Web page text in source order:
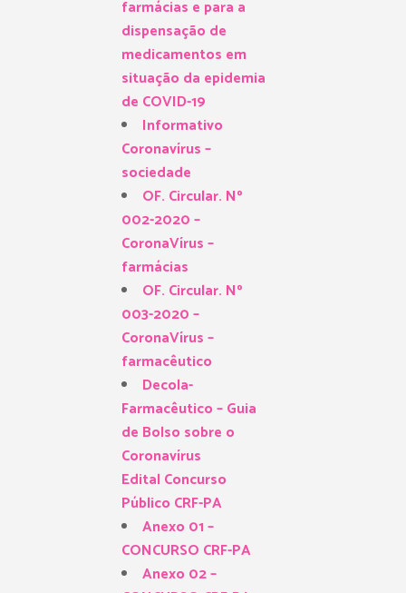
farmácias e para a
dispensação de
medicamentos em
situação da epidemia
de COVID-19
Informativo
Coronavírus –
sociedade
OF. Circular. Nº
002-2020 –
CoronaVírus –
farmácias
OF. Circular. Nº
003-2020 –
CoronaVírus –
farmacêutico
Decola-
Farmacêutico – Guia
de Bolso sobre o
Coronavírus
Edital Concurso
Público CRF-PA
Anexo 01 –
CONCURSO CRF-PA
Anexo 02 –